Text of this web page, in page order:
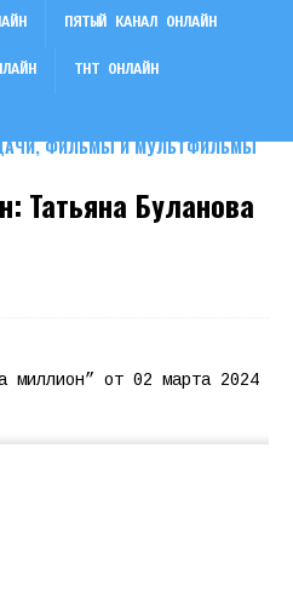
ФИЛЬМЫ И МУЛЬТФИЛЬМЫ
ПЯТЫЙ КАНАЛ ОНЛАЙН
ТНТ ОНЛАЙН
Татьяна Буланова
миллион” от 02 марта 2024